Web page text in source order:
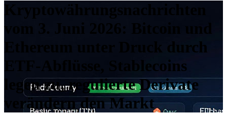
Kryptowährungsnachrichten
vom 3. Juni 2026: Bitcoin und
Ethereum unter Druck durch
ETF-Abflüsse, Stablecoins
legen zu, regulierte Derivate
verändern den Markt